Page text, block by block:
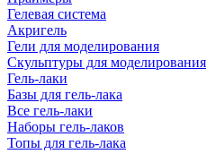
Гелевая система
Акригель
Гели для моделирования
Скульптуры для моделирования
Гель-лаки
Базы для гель-лака
Все гель-лаки
Наборы гель-лаков
Топы для гель-лака